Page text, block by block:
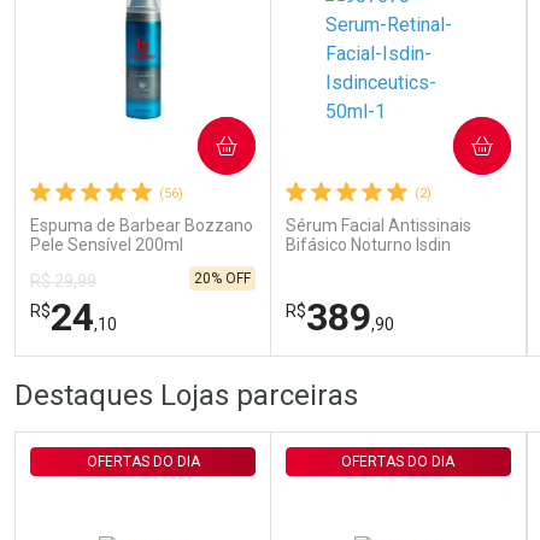
Ativar Desconto
Comprar sem Desconto
Comprar sem Desconto
(56)
Espuma de Barbear Bozzano
Pele Sensível 200ml
R$ 29,99
R$24,10
20% OFF
COMPRAR
FECHAR
Laboratório
FECHAR
Por Menos
(2)
Sérum Facial Antissinais
Bifásico Noturno Isdin
R$389,90
COMPRAR
Por Menos
Destaques Lojas parceiras
OFERTAS DO DIA OFERTAS DO DIA